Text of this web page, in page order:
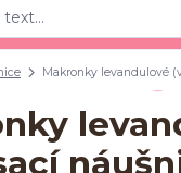
Makronky levandulové